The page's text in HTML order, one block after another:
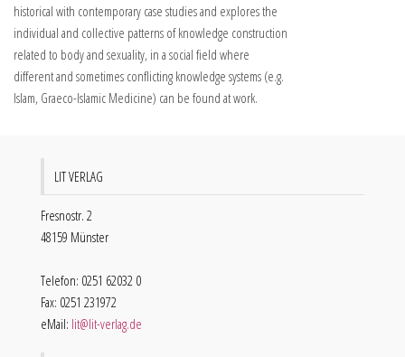
historical with contemporary case studies and explores the
individual and collective patterns of knowledge construction
related to body and sexuality, in a social field where
different and sometimes conflicting knowledge systems (e.g.
Islam, Graeco-Islamic Medicine) can be found at work.
LIT VERLAG
Fresnostr. 2
48159 Münster
Telefon: 0251 62032 0
Fax: 0251 231972
eMail: lit@lit-verlag.de